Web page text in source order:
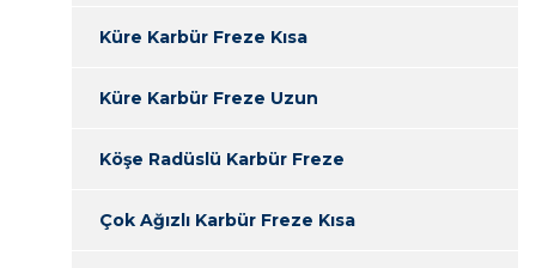
Küre Karbür Freze Kısa
Küre Karbür Freze Uzun
Köşe Radüslü Karbür Freze
Çok Ağızlı Karbür Freze Kısa